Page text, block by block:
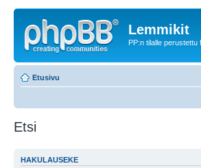
Lemmikit
PP:n tilalle perustettu
Etusivu
Etsi
HAKULAUSEKE